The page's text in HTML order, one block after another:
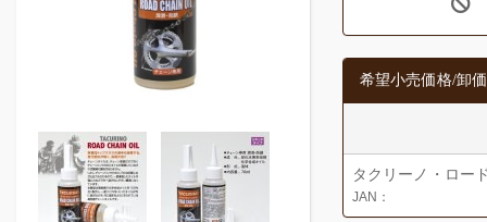
希望小売価格/卸
タクリーノ・ロー
JAN：